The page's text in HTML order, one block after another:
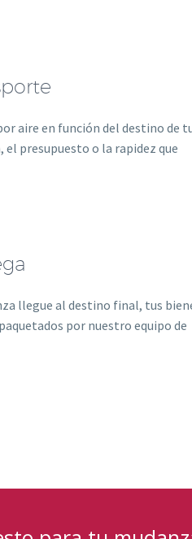
aire en función del destino de
el presupuesto o la rapidez que
llegue al destino final, tus
por nuestro equipo de